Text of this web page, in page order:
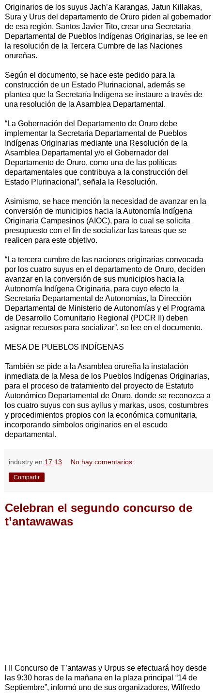
Originarios de los suyus Jach’a Karangas, Jatun Killakas,
Sura y Urus del departamento de Oruro piden al gobernador
de esa región, Santos Javier Tito, crear una Secretaria
Departamental de Pueblos Indígenas Originarias, se lee en
la resolución de la Tercera Cumbre de las Naciones
orureñas.
Según el documento, se hace este pedido para la
construcción de un Estado Plurinacional, además se
plantea que la Secretaría Indígena se instaure a través de
una resolución de la Asamblea Departamental.
“La Gobernación del Departamento de Oruro debe
implementar la Secretaria Departamental de Pueblos
Indígenas Originarias mediante una Resolución de la
Asamblea Departamental y/o el Gobernador del
Departamento de Oruro, como una de las políticas
departamentales que contribuya a la construcción del
Estado Plurinacional”, señala la Resolución.
Asimismo, se hace mención la necesidad de avanzar en la
conversión de municipios hacia la Autonomía Indígena
Originaria Campesinos (AIOC), para lo cual se solicita
presupuesto con el fin de socializar las tareas que se
realicen para este objetivo.
“La tercera cumbre de las naciones originarias convocada
por los cuatro suyus en el departamento de Oruro, deciden
avanzar en la conversión de sus municipios hacia la
Autonomía Indígena Originaria, para cuyo efecto la
Secretaria Departamental de Autonomías, la Dirección
Departamental de Ministerio de Autonomías y el Programa
de Desarrollo Comunitario Regional (PDCR II) deben
asignar recursos para socializar”, se lee en el documento.
MESA DE PUEBLOS INDÍGENAS
También se pide a la Asamblea orureña la instalación
inmediata de la Mesa de los Pueblos Indígenas Originarias,
para el proceso de tratamiento del proyecto de Estatuto
Autonómico Departamental de Oruro, donde se reconozca a
los cuatro suyus con sus ayllus y markas, usos, costumbres
y procedimientos propios con la económica comunitaria,
incorporando símbolos originarios en el escudo
departamental.
industry en 17:13 No hay comentarios:
Compartir
Celebran el segundo concurso de
t’antawawas
l II Concurso de T’antawas y Urpus se efectuará hoy desde
las 9:30 horas de la mañana en la plaza principal “14 de
Septiembre”, informó uno de sus organizadores, Wilfredo